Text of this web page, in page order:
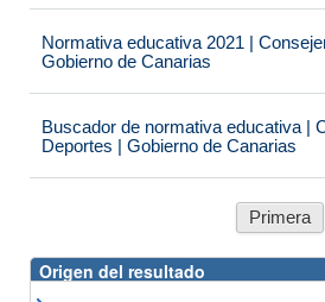
Normativa educativa 2021 |
Gobierno de Canarias
Buscador de normativa educativa |
Deportes | Gobierno de Canarias
Primera
Origen del resultado